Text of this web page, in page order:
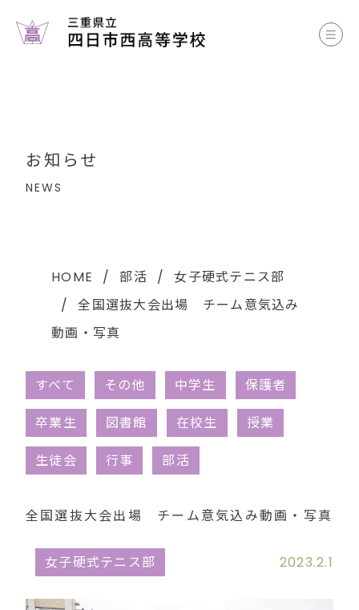
お知らせ
学校生活
中学生のみなさまへ
お知らせ
NEWS
HOME 部活
女子硬式テニス部
全国選抜大会出場 チーム意気込み
動画・写真
すべて その他 中学生 保護者
卒業生 図書館 在校生 授業
生徒会 行事 部活
全国選抜大会出場 チーム意気込み動画・写真
2023.2.1
女子硬式テニス部